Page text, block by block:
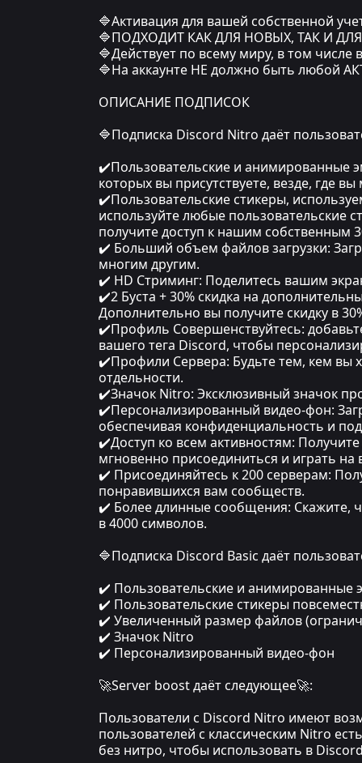
🔷Активация для вашей собственной
🔷ПОДХОДИТ КАК ДЛЯ НОВЫХ, ТАК И ДЛЯ
🔷Действует по всему миру, в том
🔷На аккаунте НЕ должно быть любой
ОПИСАНИЕ ПОДПИСОК
🔷Подписка Discord Nitro даёт
✔️Пользовательские и анимированные
которых вы присутствуете, везде, где
✔️Пользовательские стикеры,
используйте любые пользовательские
получите доступ к нашим собственным
✔️ Больший объем файлов загрузки:
многим другим.
✔️ HD Стриминг: Поделитесь вашим
✔️2 Буста + 30% скидка на
Дополнительно вы получите скидку в
✔️Профиль Совершенствуйтесь:
вашего тега Discord, чтобы
✔️Профили Сервера: Будьте тем, кем вы
отдельности.
✔️Значок Nitro: Эксклюзивный значок
✔️Персонализированный видео-фон:
обеспечивая конфиденциальность и
✔️Доступ ко всем активностям:
мгновенно присоединиться и играть
✔️ Присоединяйтесь к 200 серверам:
понравившихся вам сообществ.
✔️ Более длинные сообщения: Скажите,
в 4000 символов.
🔷Подписка Discord Basic даёт
✔️ Пользовательские и анимированные
✔️ Пользовательские стикеры
✔️ Увеличенный размер файлов
✔️ Значок Nitro
✔️ Персонализированный видео-фон
🚀Server boost даёт следующее🚀:
Пользователи с Discord Nitro имеют
пользователей с классическим Nitro
без нитро, чтобы использовать в